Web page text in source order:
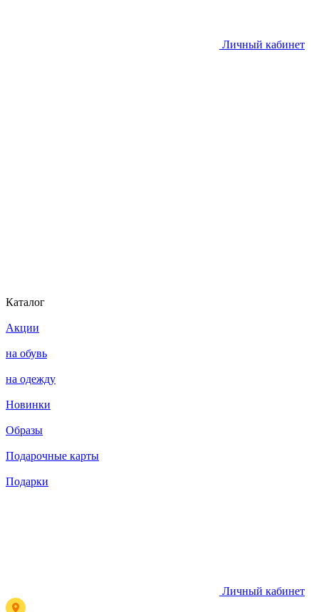
Личный кабинет
Каталог
Акции
на обувь
на одежду
Новинки
Образы
Подарочные карты
Подарки
Личный кабинет